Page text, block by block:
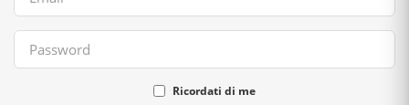
Ricordati di me